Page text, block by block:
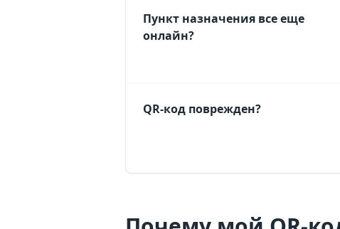
Пункт назначения все еще
онлайн?
QR-код поврежден?